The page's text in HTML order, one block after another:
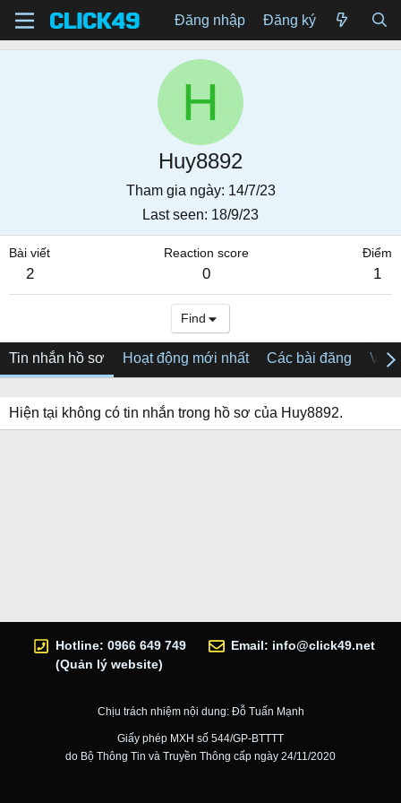
Đăng nhập Đăng ký
H
Huy8892
Tham gia ngày 14/7/23
Last seen 18/9/23
Bài viết
2
Reaction score
0
Điểm
1
Find
Tin nhắn hồ sơ Hoạt động mới nhất Các bài đăng Về
Hiện tại không có tin nhắn trong hồ sơ của Huy8892.
Hotline: 0966 649 749
(Quản lý website)
Email: info@click49.net
Chịu trách nhiệm nội dung: Đỗ Tuấn Mạnh
Giấy phép MXH số 544/GP-BTTTT
do Bộ Thông Tin và Truyền Thông cấp ngày 24/11/2020